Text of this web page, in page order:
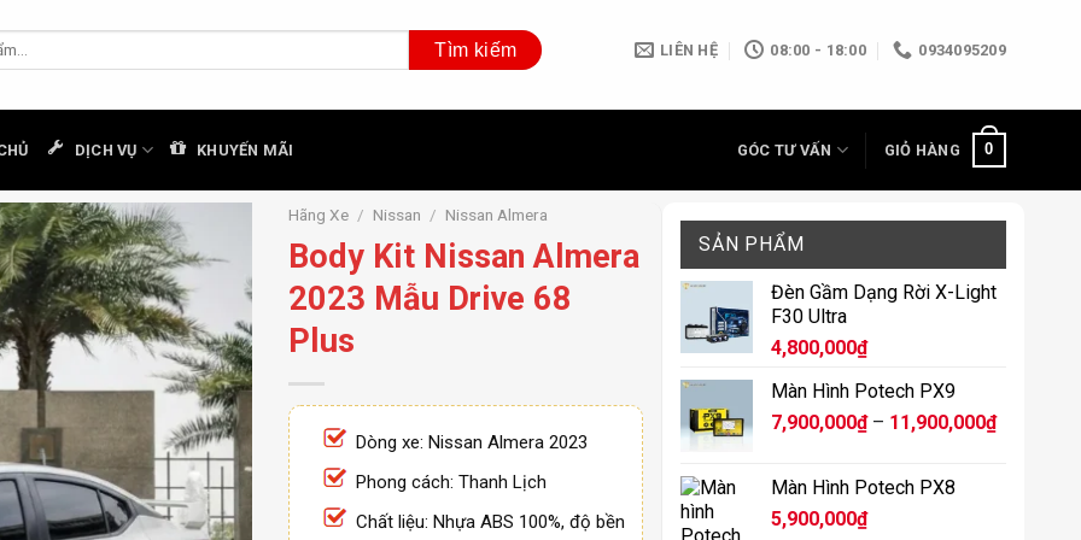
LIÊN HỆ 08:00 - 18:00 0934095209
DỊCH VỤ KHUYẾN MÃI GÓC TƯ VẤN GIỎ HÀNG 0
Hãng Xe / Nissan / Nissan Almera
Body Kit Nissan Almera
2023 Mẫu Drive 68
Plus
Dòng xe: Nissan Almera 2023
Phong cách: Thanh Lịch
Chất liệu: Nhựa ABS 100%, độ bền
SẢN PHẨM
Đèn Gầm Dạng Rời X-Light
F30 Ultra
4,800,000₫
Màn Hình Potech PX9
7,900,000₫ – 11,900,000₫Khoảng
Màn Hình Potech PX8
5,900,000₫